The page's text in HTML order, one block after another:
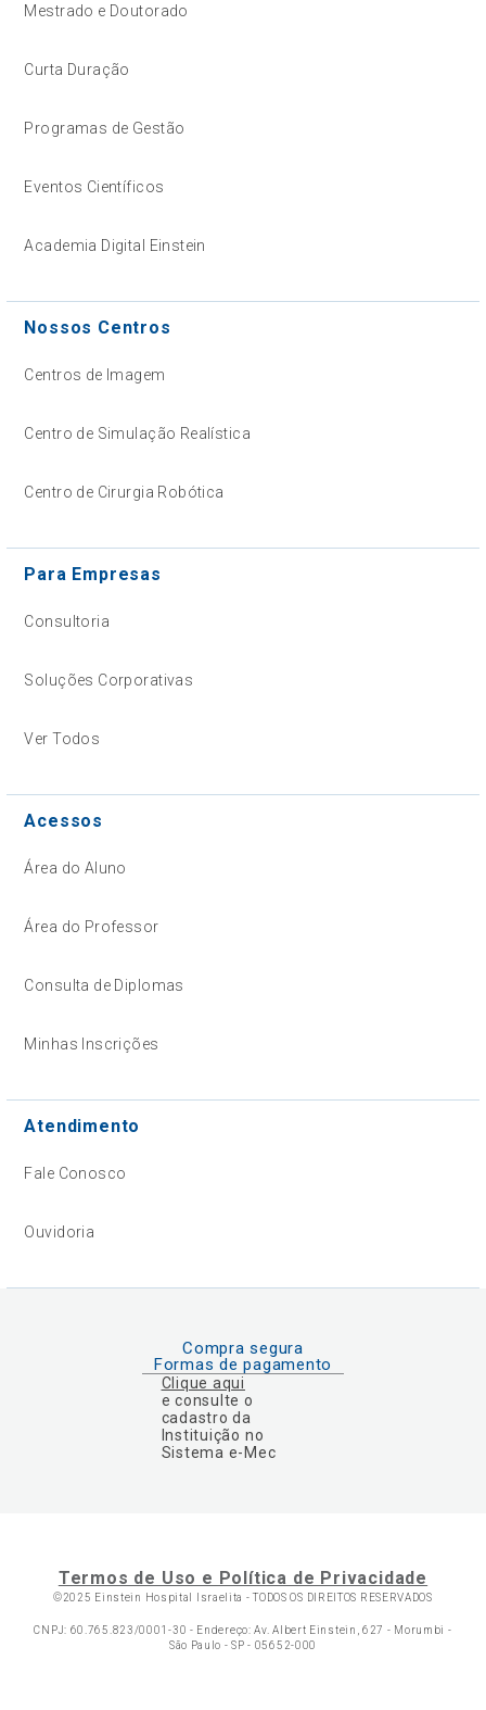
Mestrado e Doutorado
Curta Duração
Programas de Gestão
Eventos Científicos
Academia Digital Einstein
Nossos Centros
Centros de Imagem
Centro de Simulação Realística
Centro de Cirurgia Robótica
Para Empresas
Consultoria
Soluções Corporativas
Ver Todos
Acessos
Área do Aluno
Área do Professor
Consulta de Diplomas
Minhas Inscrições
Atendimento
Fale Conosco
Ouvidoria
Compra segura
Formas de pagamento
Clique aqui
e consulte o
cadastro da
Instituição no
Sistema e-Mec
Termos de Uso e Política de Privacidade
©2025 Einstein Hospital Israelita -TODOS OS DIREITOS RESERVADOS
CNPJ: 60.765.823/0001-30 - Endereço: Av. Albert Einstein, 627 - Morumbi -
São Paulo - SP - 05652-000